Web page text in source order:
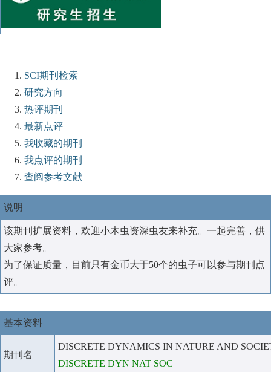
SCI期刊检索
研究方向
热评期刊
最新点评
我收藏的期刊
我点评的期刊
查阅参考文献
说明
该期刊扩展资料，欢迎小木虫资深虫友来补充。一起完善，供
大家参考。
为了保证质量，目前只有金币大于50个的虫子可以参与期刊点
评。
基本资料
期刊名
DISCRETE DYNAMICS IN NATURE AND
DISCRETE DYN NAT SOC